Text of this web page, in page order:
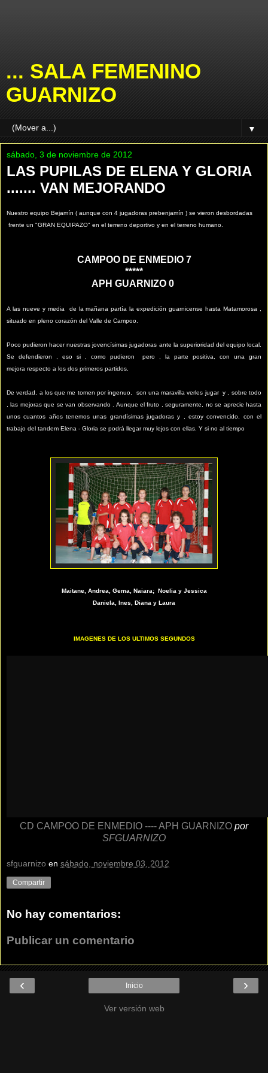
... SALA FEMENINO
GUARNIZO
▼
sábado, 3 de noviembre de 2012
LAS PUPILAS DE ELENA Y GLORIA
....... VAN MEJORANDO
Nuestro equipo Bejamín ( aunque con 4 jugadoras prebenjamín ) se vieron desbordadas
frente un "GRAN EQUIPAZO" en el terreno deportivo y en el terreno humano.
CAMPOO DE ENMEDIO 7
*****
APH GUARNIZO 0
A las nueve y media de la mañana partía la expedición guarnicense hasta Matamorosa ,
situado en pleno corazón del Valle de Campoo.
Poco pudieron hacer nuestras jovencísimas jugadoras ante la superioridad del equipo local.
Se defendieron , eso si , como pudieron pero , la parte positiva, con una gran
mejora respecto a los dos primeros partidos.
De verdad, a los que me tomen por ingenuo, son una maravilla verles jugar y , sobre todo
, las mejoras que se van observando . Aunque el fruto , seguramente, no se aprecie hasta
unos cuantos años tenemos unas grandísimas jugadoras y , estoy convencido, con el
trabajo del tandem Elena - Gloria se podrá llegar muy lejos con ellas. Y si no al tiempo
Maitane, Andrea, Gema, Naiara; Noelia y Jessica
Daniela, Ines, Diana y Laura
IMAGENES DE LOS ULTIMOS SEGUNDOS
CD CAMPOO DE ENMEDIO ---- APH GUARNIZO por
SFGUARNIZO
sfguarnizo en sábado, noviembre 03, 2012
Compartir
No hay comentarios:
Publicar un comentario
‹ ›
Inicio
Ver versión web